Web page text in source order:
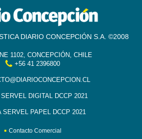
DIARIO CONCEPCIÓN S.A. ©2008
1102, CONCEPCIÓN, CHILE
+56 41 2396800
SERVEL DIGITAL DCCP 2021
SERVEL PAPEL DCCP 2021
Contacto Comercial